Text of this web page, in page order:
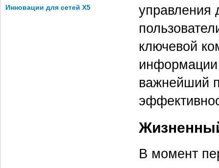
Инновации для сетей X5
управления
ключевой
информации
важнейший
В момент